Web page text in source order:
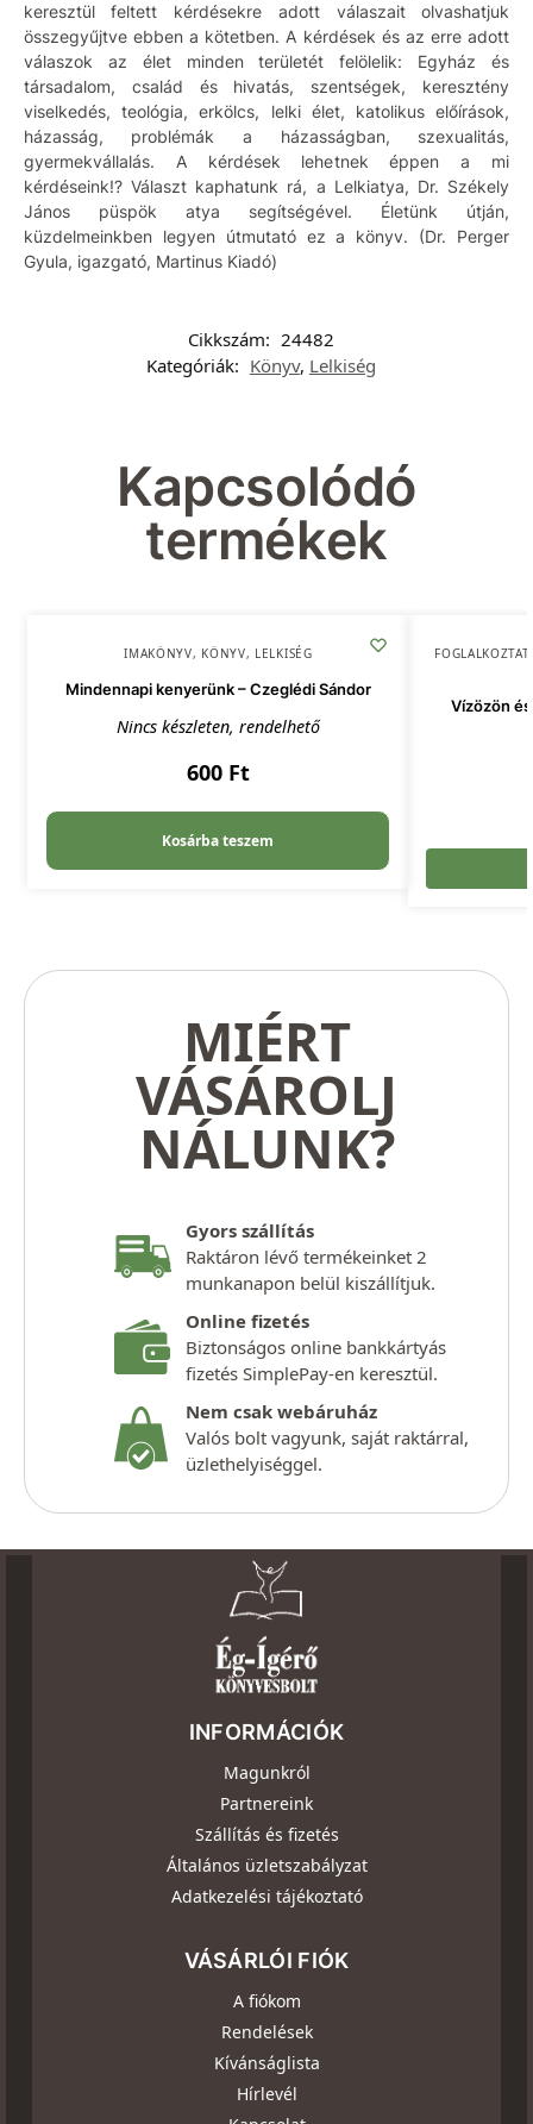
keresztül feltett kérdésekre adott válaszait olvashatjuk
összegyűjtve ebben a kötetben. A kérdések és az erre adott
válaszok az élet minden területét felölelik: Egyház és
társadalom, család és hivatás, szentségek, keresztény
viselkedés, teológia, erkölcs, lelki élet, katolikus előírások,
házasság, problémák a házasságban, szexualitás,
gyermekvállalás. A kérdések lehetnek éppen a mi
kérdéseink!? Választ kaphatunk rá, a Lelkiatya, Dr. Székely
János püspök atya segítségével. Életünk útján,
küzdelmeinkben legyen útmutató ez a könyv. (Dr. Perger
Gyula, igazgató, Martinus Kiadó)
Cikkszám: 24482
Kategóriák: Könyv, Lelkiség
Kapcsolódó
termékek
IMAKÖNYV, KÖNYV, LELKISÉG
Mindennapi kenyerünk – Czeglédi Sándor
Nincs készleten, rendelhető
600 Ft
Kosárba teszem
Vízözön
MIÉRT
VÁSÁROLJ
NÁLUNK?
Gyors szállítás
Raktáron lévő termékeinket 2
munkanapon belül kiszállítjuk.
Online fizetés
Biztonságos online bankkártyás
fizetés SimplePay-en keresztül.
Nem csak webáruház
Valós bolt vagyunk, saját raktárral,
üzlethelyiséggel.
INFORMÁCIÓK
Magunkról
Partnereink
Szállítás és fizetés
Általános üzletszabályzat
Adatkezelési tájékoztató
VÁSÁRLÓI FIÓK
A fiókom
Rendelések
Kívánságlista
Hírlevél